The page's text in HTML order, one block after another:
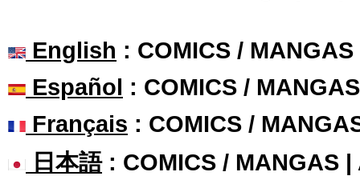
English : COMICS /
Español : COMICS /
Français : COMICS /
日本語: COMICS / MANGAS |